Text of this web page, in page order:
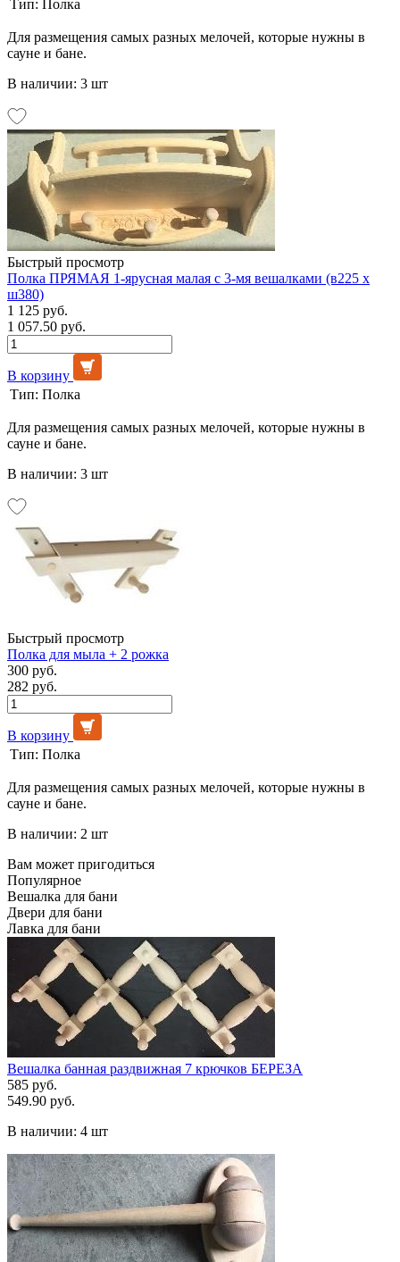
Тип: Полка
Для размещения самых разных мелочей, которые нужны в
сауне и бане.
В наличии: 3 шт
Быстрый просмотр
Полка ПРЯМАЯ 1-ярусная малая с 3-мя вешалками (в225 х
ш380)
1 125 руб.
1 057.50 руб.
В корзину
Тип: Полка
Для размещения самых разных мелочей, которые нужны в
сауне и бане.
В наличии: 3 шт
Быстрый просмотр
Полка для мыла + 2 рожка
300 руб.
282 руб.
В корзину
Тип: Полка
Для размещения самых разных мелочей, которые нужны в
сауне и бане.
В наличии: 2 шт
Вам может пригодиться
Популярное
Вешалка для бани
Двери для бани
Лавка для бани
Вешалка банная раздвижная 7 крючков БЕРЕЗА
585 руб.
549.90 руб.
В наличии: 4 шт